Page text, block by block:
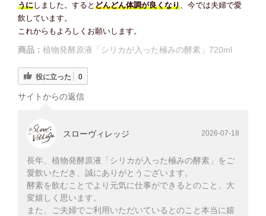
うにしました。すると どんどん体調が良くなり、今では夫婦で愛
飲しています。
これからもよろしくお願いします。
商品： 植物発酵原液「シリカが入った極みの酵素」720ml
役に立った 0
サイトからの返信
スローヴィレッジ 2026-07-18
長年、植物発酵原液「シリカが入った極みの酵素」をご
愛飲いただき、誠にありがとうございます。
酵素を飲むことでより元気に仕事ができるとのこと、大
変嬉しく思います。
また、ご夫婦でご利用いただいているとのこと本当に嬉